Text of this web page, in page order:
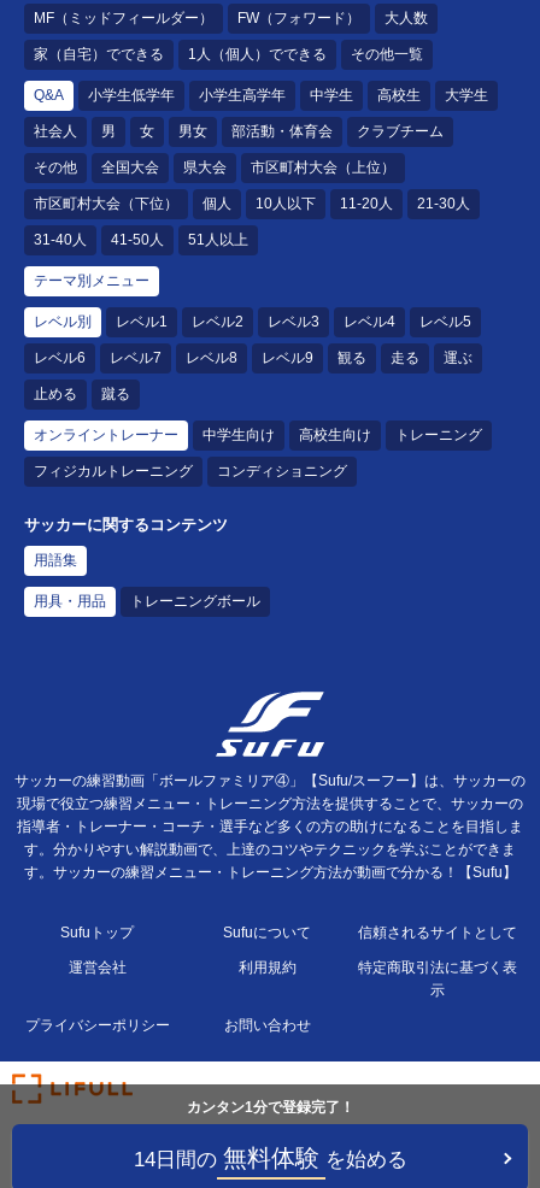
MF（ミッドフィールダー） FW（フォワード） 大人数
家（自宅）でできる 1人（個人）でできる その他一覧
Q&A 小学生低学年 小学生高学年 中学生 高校生 大学生
社会人 男 女 男女 部活動・体育会 クラブチーム
その他 全国大会 県大会 市区町村大会（上位）
市区町村大会（下位） 個人 10人以下 11-20人 21-30人
31-40人 41-50人 51人以上
テーマ別メニュー
レベル別 レベル1 レベル2 レベル3 レベル4 レベル5
レベル6 レベル7 レベル8 レベル9 観る 走る 運ぶ
止める 蹴る
オンライントレーナー 中学生向け 高校生向け トレーニング
フィジカルトレーニング コンディショニング
サッカーに関するコンテンツ
用語集
用具・用品 トレーニングボール
カンタン1分で登録完了！
14日間の 無料体験 を始める
サッカーの練習動画「ボールファミリア④」【Sufu/スーフー】は、サッカーの
現場で役立つ練習メニュー・トレーニング方法を提供することで、サッカーの
指導者・トレーナー・コーチ・選手など多くの方の助けになることを目指しま
す。分かりやすい解説動画で、上達のコツやテクニックを学ぶことができま
す。サッカーの練習メニュー・トレーニング方法が動画で分かる！【Sufu】
Sufuトップ Sufuについて 信頼されるサイトとして
運営会社 利用規約
特定商取引法に基づく表
示
プライバシーポリシー お問い合わせ